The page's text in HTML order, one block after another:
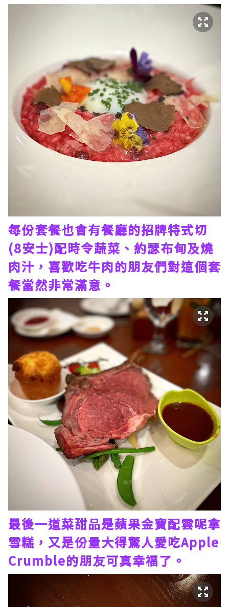
每份套餐也會有餐廳的招牌特式切
(8安士)配時令蔬菜、約瑟布甸及燒
肉汁，喜歡吃牛肉的朋友們對這個套
餐當然非常滿意。
最後一道菜甜品是蘋果金寶配雲呢拿
雪糕，又是份量大得驚人愛吃Apple
Crumble的朋友可真幸福了。